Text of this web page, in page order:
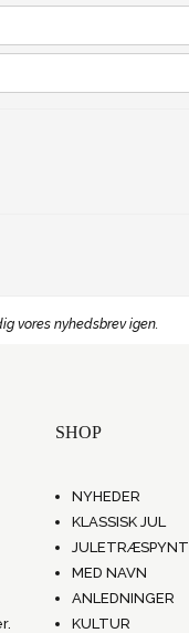
vores nyhedsbrev igen.
SHOP
NYHEDER
KLASSISK JUL
JULETRÆSPYNT
MED NAVN
ANLEDNINGER
KULTUR